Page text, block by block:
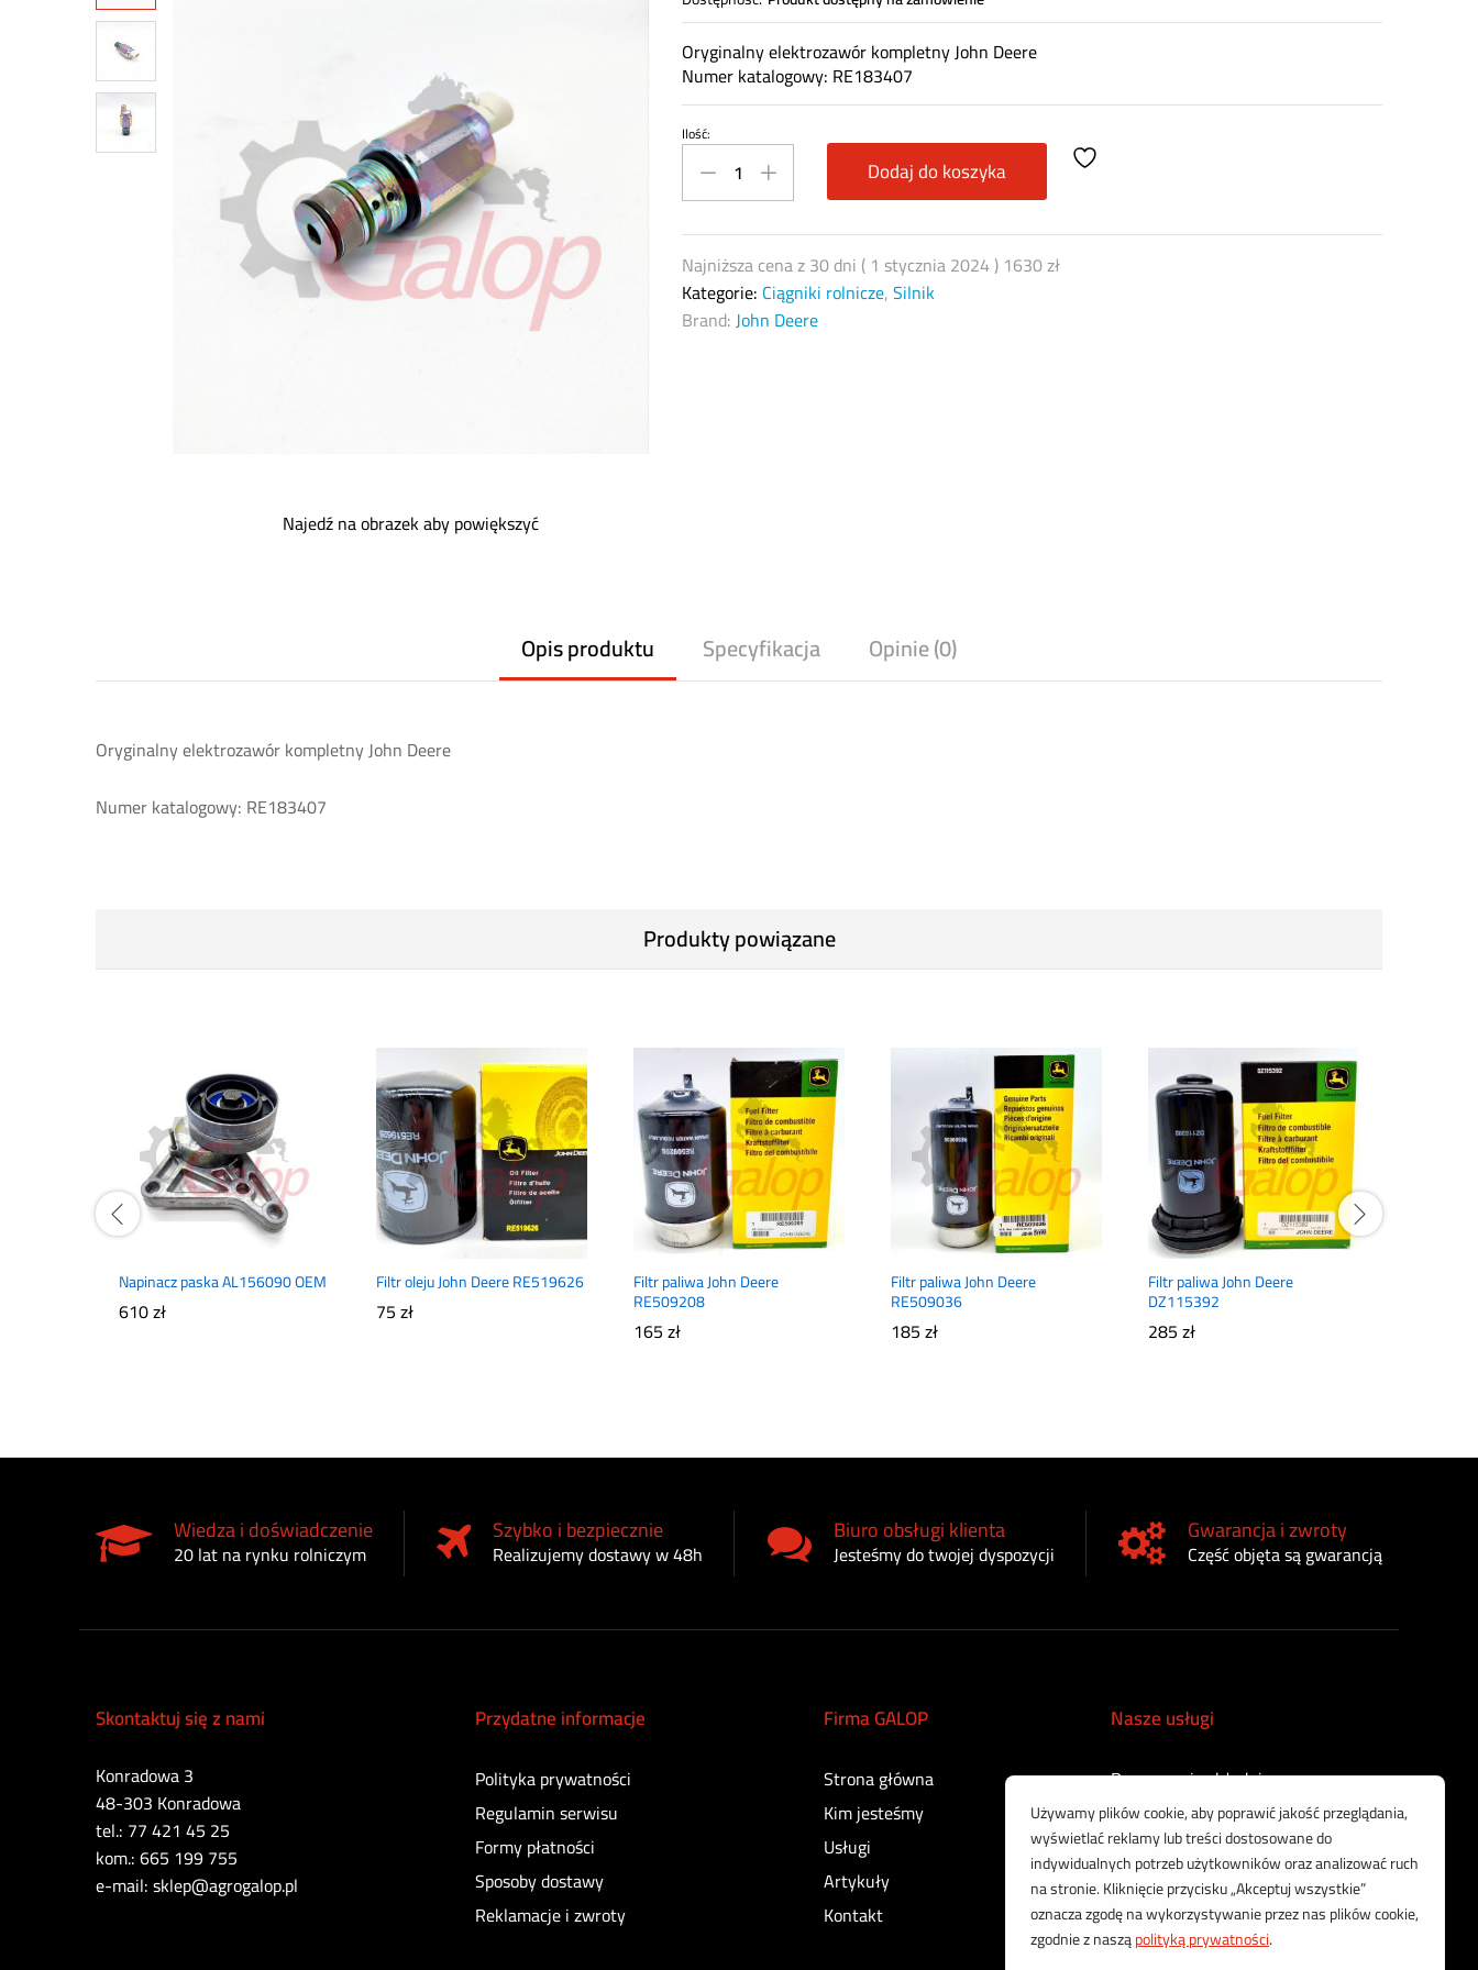
Najedź na obrazek aby powiększyć
Oryginalny elektrozawór kompletny John Deere
Numer katalogowy: RE183407
Elektrozawór
John
Deere
Ilość:
Dodaj do koszyka
Najniższa cena z 30 dni ( 1 stycznia 2024) 1630zł
Kategorie: Ciągniki rolnicze,Silnik
Brand:John Deere
Opis produktu Specyfikacja Opinie (0)
Oryginalny elektrozawór kompletny John Deere
Numer katalogowy: RE183407
Produkty powiązane
Napinacz paska AL156090 OEM
610zł
Filtr oleju John Deere RE519626
75zł
Filtr paliwa John Deere
RE509208
165zł
Filtr paliwa John Deere
RE509036
185zł
Filtr paliwa John Deere
DZ115392
285zł
Wiedza i doświadczenie
20 lat na rynku rolniczym
Szybko i bezpiecznie
Realizujemy dostawy w 48h
Biuro obsługi klienta
Jesteśmy do twojej dyspozycji
Gwarancja i zwroty
Część objęta są gwarancją
Skontaktuj się z nami
Konradowa 3
48-303 Konradowa
tel.: 77 421 45 25
kom.: 665 199 755
e-mail: sklep@agrogalop.pl
Przydatne informacje
Polityka prywatności
Regulamin serwisu
Formy płatności
Sposoby dostawy
Reklamacje i zwroty
Firma GALOP
Strona główna
Kim jesteśmy
Usługi
Artykuły
Kontakt
Nasze usługi
Regeneracja chłodnic
Sprzedaż części rolniczych
Regeneracja turbosprężarek
Regeneracja sprężarek powietrza
Kontrola i regeneracja wtryskiwaczy